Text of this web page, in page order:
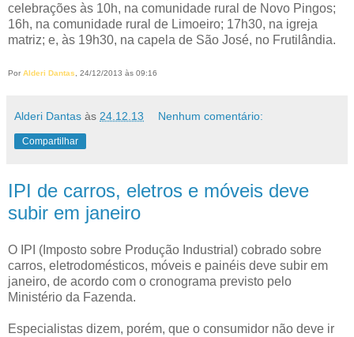
celebrações às 10h, na comunidade rural de Novo Pingos;
16h, na comunidade rural de Limoeiro; 17h30, na igreja
matriz; e, às 19h30, na capela de São José, no Frutilândia.
Por Alderi Dantas , 24/12/2013 às 09:16
Alderi Dantas às 24.12.13 Nenhum comentário:
Compartilhar
IPI de carros, eletros e móveis deve
subir em janeiro
O IPI (Imposto sobre Produção Industrial) cobrado sobre
carros, eletrodomésticos, móveis e painéis deve subir em
janeiro, de acordo com o cronograma previsto pelo
Ministério da Fazenda.
Especialistas dizem, porém, que o consumidor não deve ir